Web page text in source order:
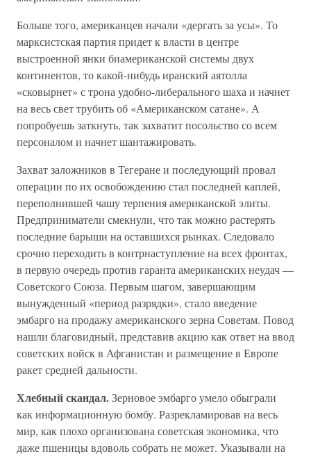
Больше того, американцев начали «дергать за усы». То
марксистская партия придет к власти в центре
выстроенной янки биамериканской системы двух
континентов, то какой-нибудь иранский аятолла
«сковырнет» с трона удобно-либерального шаха и начнет
на весь свет трубить об «Американском сатане». А
попробуешь заткнуть, так захватит посольство со всем
персоналом и начнет шантажировать.
Захват заложников в Тегеране и последующий провал
операции по их освобождению стал последней каплей,
переполнившей чашу терпения американской элиты.
Предприниматели смекнули, что так можно растерять
последние барыши на оставшихся рынках. Следовало
срочно переходить в контрнаступление на всех фронтах,
в первую очередь против гаранта американских неудач —
Советского Союза. Первым шагом, завершающим
вынужденный «период разрядки», стало введение
эмбарго на продажу американского зерна Советам. Повод
нашли благовидный, представив акцию как ответ на ввод
советских войск в Афганистан и размещение в Европе
ракет средней дальности.
Хлебный скандал.Зерновое эмбарго умело обыграли
как информационную бомбу. Разрекламировав на весь
мир, как плохо организована советская экономика, что
даже пшеницы вдоволь собрать не может. Указывали на